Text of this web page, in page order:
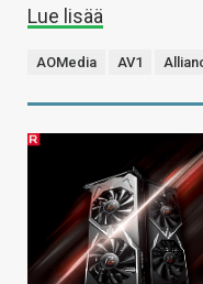
Lue lisää
AOMedia AV1